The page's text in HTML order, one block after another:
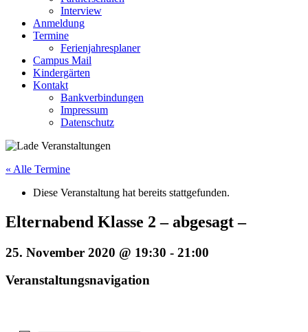
Interview
Anmeldung
Termine
Ferienjahresplaner
Campus Mail
Kindergärten
Kontakt
Bankverbindungen
Impressum
Datenschutz
« Alle Termine
Diese Veranstaltung hat bereits stattgefunden.
Elternabend Klasse 2 – abgesagt –
25. November 2020 @ 19:30 - 21:00
Veranstaltungsnavigation